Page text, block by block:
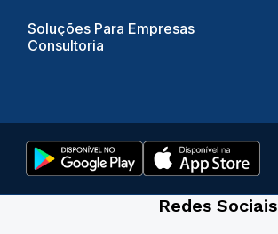
Soluções Para Empresas
Consultoria
Redes Sociais